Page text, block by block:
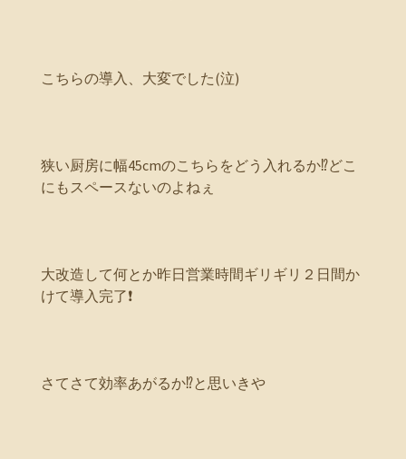
こちらの導入、大変でした(泣)
狭い厨房に幅45cmのこちらをどう入れるか⁉️どこ
にもスペースないのよねぇ
大改造して何とか昨日営業時間ギリギリ２日間か
けて導入完了❗
さてさて効率あがるか⁉️と思いきや